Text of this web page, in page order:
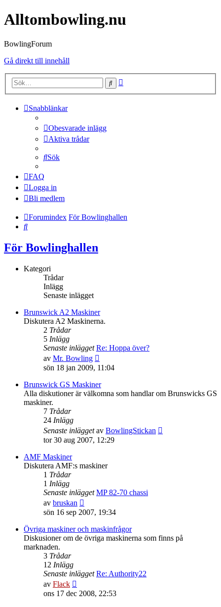
Alltombowling.nu
BowlingForum
Gå direkt till innehåll
Sök
Snabblänkar
Obesvarade inlägg
Aktiva trådar
Sök
FAQ
Logga in
Bli medlem
Forumindex För Bowlinghallen
Sök
För Bowlinghallen
Kategori
Trådar
Inlägg
Senaste inlägget
Brunswick A2 Maskiner
Diskutera A2 Maskinerna.
2 Trådar
5 Inlägg
Senaste inlägget Re: Hoppa över?
av Mr. Bowling
till
senaste
inlägget
sön 18 jan 2009, 11:04
Brunswick GS Maskiner
Alla diskutioner är välkomna som handlar om Brunswicks GS
maskiner.
7 Trådar
24 Inlägg
Senaste inläggetav BowlingStickan
tor 30 aug 2007, 12:29
AMF Maskiner
Diskutera AMF:s maskiner
1 Trådar
1 Inlägg
Senaste inlägget MP 82-70 chassi
av bruskan
till
senaste
inlägget
sön 16 sep 2007, 19:34
Övriga maskiner och maskinfrågor
Diskusioner om de övriga maskinerna som finns på
marknaden.
3 Trådar
12 Inlägg
Senaste inlägget Re: Authority22
av Flack
till
ons 17 dec 2008, 22:53